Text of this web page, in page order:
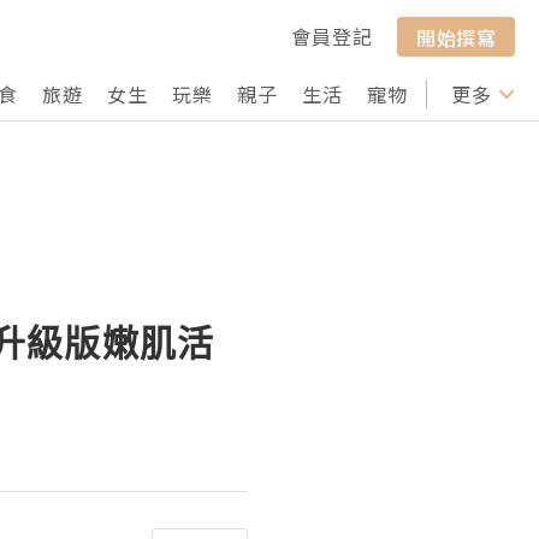
會員登記
開始撰寫
旅遊 女生 玩樂 親子 生活 寵物 行山 打卡
更多
級版嫩肌活